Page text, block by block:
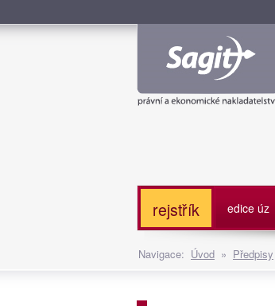
rejstřík edice úz
Navigace: Úvod » Předpisy